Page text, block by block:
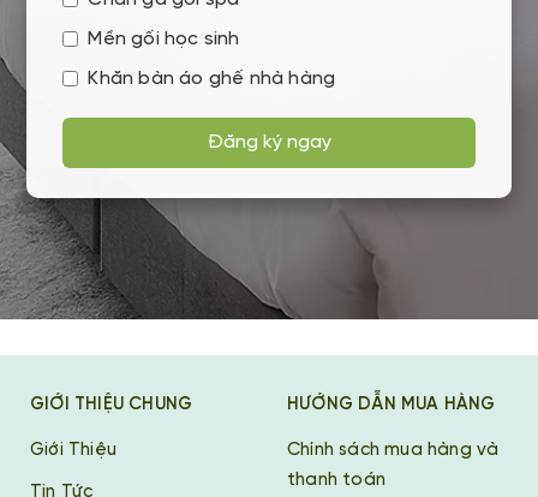
Mền gối học sinh
Khăn bàn áo ghế nhà hàng
Đăng ký ngay
GIỚI THIỆU CHUNG
Giới Thiệu
Tin Tức
HƯỚNG DẪN MUA HÀNG
Chính sách mua hàng và
thanh toán